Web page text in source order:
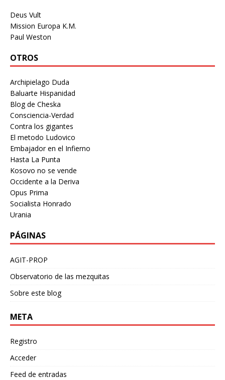
Deus Vult
Mission Europa K.M.
Paul Weston
OTROS
Archipielago Duda
Baluarte Hispanidad
Blog de Cheska
Consciencia-Verdad
Contra los gigantes
El metodo Ludovico
Embajador en el Infierno
Hasta La Punta
Kosovo no se vende
Occidente a la Deriva
Opus Prima
Socialista Honrado
Urania
PÁGINAS
AGIT-PROP
Observatorio de las mezquitas
Sobre este blog
META
Registro
Acceder
Feed de entradas